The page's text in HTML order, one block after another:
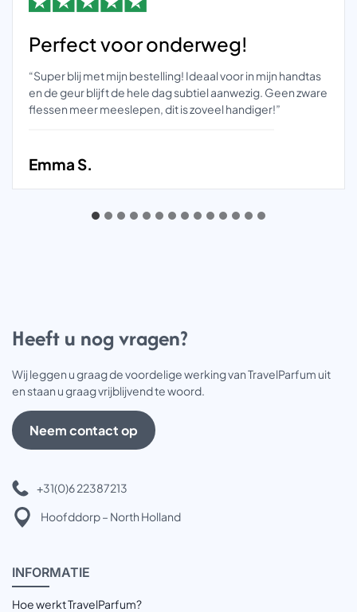
Perfect voor onderweg!
“Super blij met mijn bestelling! Ideaal voor in mijn handtas
en de geur blijft de hele dag subtiel aanwezig. Geen zware
flessen meer meeslepen, dit is zoveel handiger!”
Emma S.
Heeft u nog vragen?
Wij leggen u graag de voordelige werking van TravelParfum uit
en staan u graag vrijblijvend te woord.
Neem contact op
+31(0)6 22387213
Hoofddorp – North Holland
INFORMATIE
Hoe werkt TravelParfum?